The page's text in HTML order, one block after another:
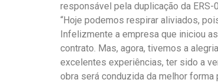
responsável pela duplicação da ERS-
“Hoje podemos respirar aliviados,
Infelizmente a empresa que iniciou
contrato. Mas, agora, tivemos a
excelentes experiências, ter sido a
obra será conduzida da melhor